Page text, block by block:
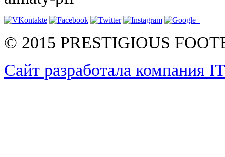
© 2015 PRESTIGIOUS
Сайт разработала компания